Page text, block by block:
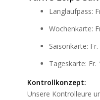
Langlaufpass:
Wochenkarte:
Saisonkarte: Fr.
Tageskarte: Fr.
Kontrollkonzept:
Unsere Kontrolleure